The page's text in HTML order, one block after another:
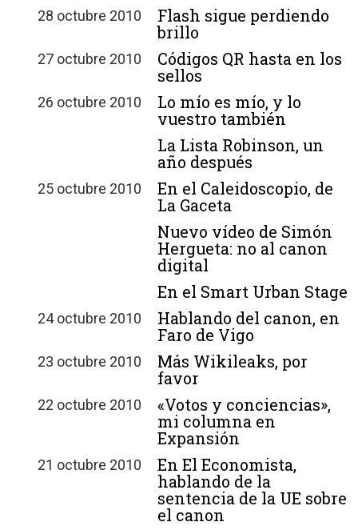
28 octubre 2010
Flash sigue perdiendo
brillo
27 octubre 2010
Códigos QR hasta en los
sellos
26 octubre 2010
Lo mío es mío, y lo
vuestro también
La Lista Robinson, un
año después
25 octubre 2010
En el Caleidoscopio, de
La Gaceta
Nuevo vídeo de Simón
Hergueta: no al canon
digital
En el Smart Urban Stage
24 octubre 2010
Hablando del canon, en
Faro de Vigo
23 octubre 2010
Más Wikileaks, por
favor
22 octubre 2010
«Votos y conciencias»,
mi columna en
Expansión
21 octubre 2010
En El Economista,
hablando de la
sentencia de la UE sobre
el canon